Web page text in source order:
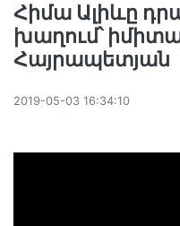
Հիմա Ալիևը
խաղում՝
Հայրապետյան
2019-05-03 16:34:10